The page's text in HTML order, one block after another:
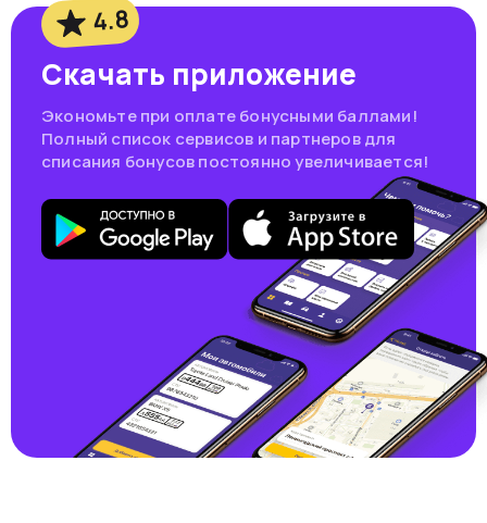
4.8
Скачать приложение
Экономьте при оплате бонусными баллами!
Полный список сервисов и партнеров для
списания бонусов постоянно увеличивается!